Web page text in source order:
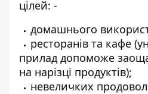
цілей: -
домашнього
ресторанів та кафе
прилад допоможе
на нарізці продуктів);
невеличких